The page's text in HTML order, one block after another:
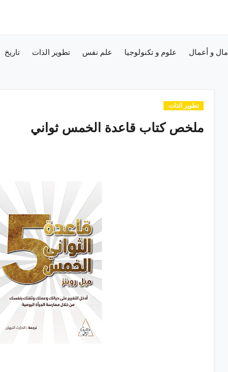
تاريخ تطوير الذات علم نفس علوم و تكنولوجيا مال و أعمال
تطوير الذات
ملخص كتاب قاعدة الخمس ثواني